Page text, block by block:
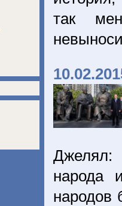
так
Джелял:
народа
народов